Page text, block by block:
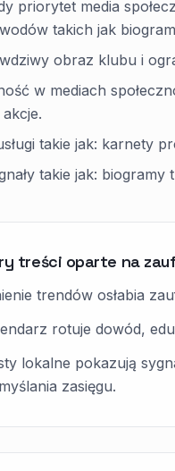
priorytet media
takich jak
obraz klubu i
w mediach
takie jak: karnety
takie jak:
treści oparte na
trendów osłabia
rotuje dowód,
lokalne pokazują
zasięgu.